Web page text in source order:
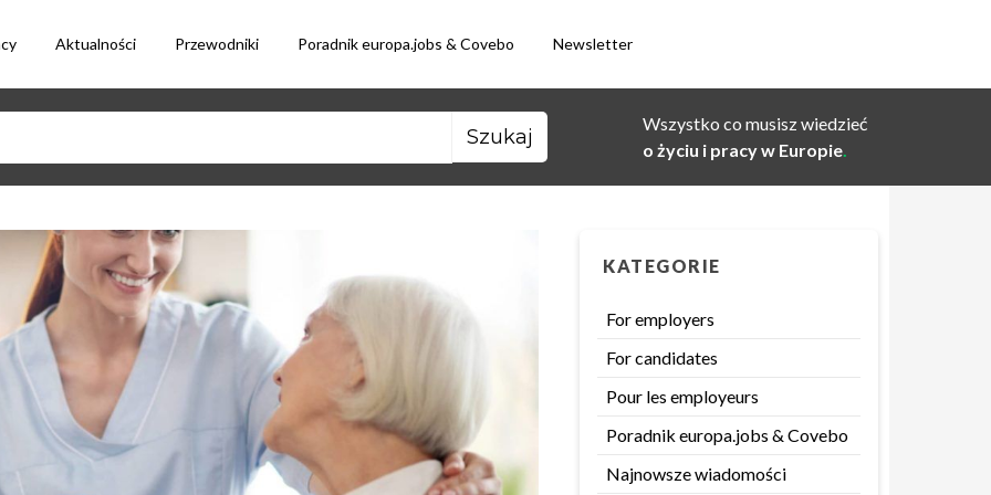
Aktualności Przewodniki Poradnik europa.jobs & Covebo Newsletter
Wszystko co musisz wiedzieć
o życiu i pracy w Europie.
KATEGORIE
For employers
For candidates
Pour les employeurs
Poradnik europa.jobs & Covebo
Najnowsze wiadomości